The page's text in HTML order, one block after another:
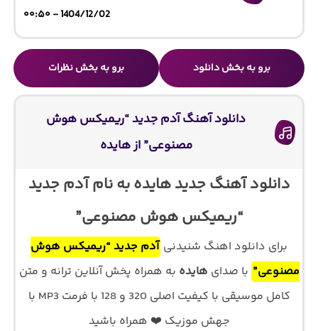
1404/12/02 - ۰۰:۵۰
برو به بخش دانلود برو به بخش نظرات
دانلود آهنگ آدم جدید “ریمیکس هوش
مصنوعی” از هایده
دانلود آهنگ جدید هایده به نام آدم جدید
“ریمیکس هوش مصنوعی”
برای دانلود اهنگ شنیدنی آدم جدید “ریمیکس هوش
مصنوعی” با صدای هایده به همراه پخش آنلاین ترانه و متن
کامل موسیقی با کیفیت اصلی 320 و 128 با فرمت MP3 با
جهش موزیک ❤️ همراه باشید